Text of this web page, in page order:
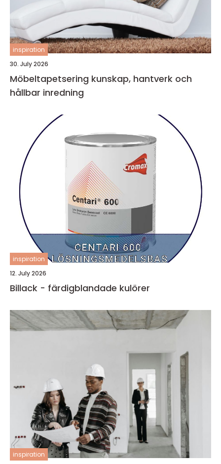
inspiration
30. July 2026
Möbeltapetsering kunskap, hantverk och
hållbar inredning
inspiration
12. July 2026
Billack - färdigblandade kulörer
inspiration